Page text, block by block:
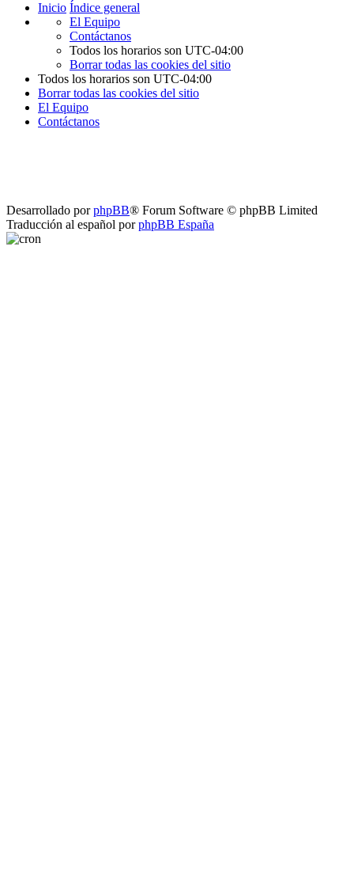
Inicio Índice general
El Equipo
Contáctanos
Todos los horarios son UTC-04:00
Borrar todas las cookies del sitio
Todos los horarios son UTC-04:00
Borrar todas las cookies del sitio
El Equipo
Contáctanos
Desarrollado porphpBB® Forum Software © phpBB Limited
Traducción al español porphpBB España